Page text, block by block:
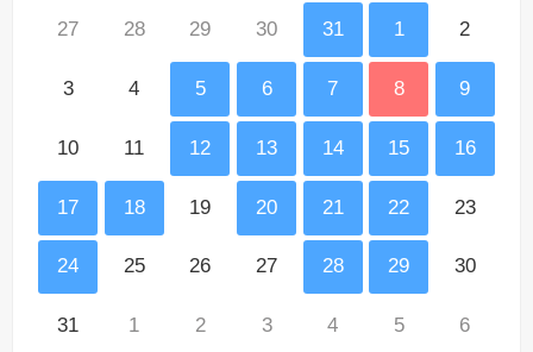
27 28 29 30 31 1 2
3 4 5 6 7 8 9
10 11 12 13 14 15 16
17 18 19 20 21 22 23
24 25 26 27 28 29 30
31 1 2 3 4 5 6